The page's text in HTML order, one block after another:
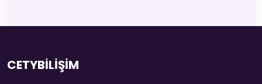
CETYBİLİŞİM